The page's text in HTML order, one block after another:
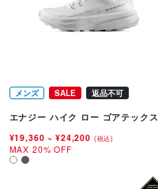
メンズ SALE 返品不可
エナジー ハイク ロー ゴアテックス
¥19,360~ ¥24,200 (税込)
MAX 20% OFF